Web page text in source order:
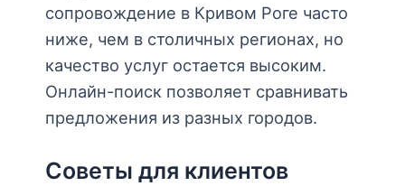
сопровождение в Кривом Роге часто
ниже, чем в столичных регионах, но
качество услуг остается высоким.
Онлайн-поиск позволяет сравнивать
предложения из разных городов.
Советы для клиентов